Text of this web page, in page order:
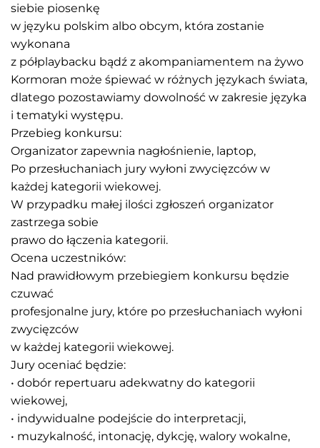
siebie piosenkę
w języku polskim albo obcym, która zostanie
wykonana
z półplaybacku bądź z akompaniamentem na żywo
Kormoran może śpiewać w różnych językach świata,
dlatego pozostawiamy dowolność w zakresie języka
i tematyki występu.
Przebieg konkursu:
Organizator zapewnia nagłośnienie, laptop,
Po przesłuchaniach jury wyłoni zwycięzców w
każdej kategorii wiekowej.
W przypadku małej ilości zgłoszeń organizator
zastrzega sobie
prawo do łączenia kategorii.
Ocena uczestników:
Nad prawidłowym przebiegiem konkursu będzie
czuwać
profesjonalne jury, które po przesłuchaniach wyłoni
zwycięzców
w każdej kategorii wiekowej.
Jury oceniać będzie:
• dobór repertuaru adekwatny do kategorii
wiekowej,
• indywidualne podejście do interpretacji,
• muzykalność, intonację, dykcję, walory wokalne,